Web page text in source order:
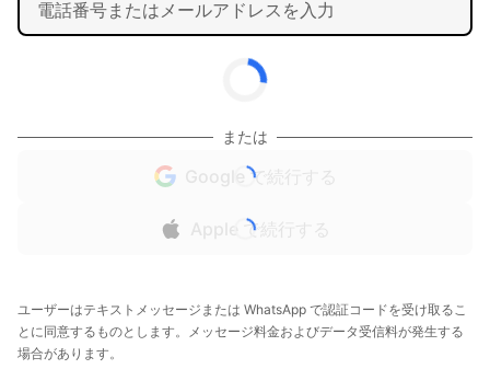
または
Google で続行する
Apple で続行する
ユーザーはテキストメッセージまたは WhatsApp で認証コードを受け取るこ
とに同意するものとします。メッセージ料金およびデータ受信料が発生する
場合があります。